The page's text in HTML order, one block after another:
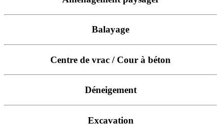
Balayage
Centre de vrac / Cour à béton
Déneigement
Excavation